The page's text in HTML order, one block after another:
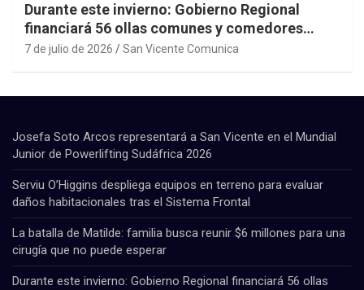
Durante este invierno: Gobierno Regional
financiará 56 ollas comunes y comedores
parroquiales en 11 comunas de la región
7 de julio de 2026 San Vicente Comunica
Josefa Soto Arcos representará a San Vicente en el Mundial
Junior de Powerlifting Sudáfrica 2026
Serviu O’Higgins despliega equipos en terreno para evaluar
daños habitacionales tras el Sistema Frontal
La batalla de Matilde: familia busca reunir $6 millones para una
cirugía que no puede esperar
Durante este invierno: Gobierno Regional financiará 56 ollas